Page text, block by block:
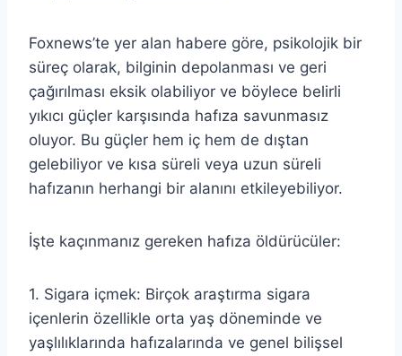
Foxnews’te yer alan habere göre, psikolojik bir
süreç olarak, bilginin depolanması ve geri
çağırılması eksik olabiliyor ve böylece belirli
yıkıcı güçler karşısında hafıza savunmasız
oluyor. Bu güçler hem iç hem de dıştan
gelebiliyor ve kısa süreli veya uzun süreli
hafızanın herhangi bir alanını etkileyebiliyor.
İşte kaçınmanız gereken hafıza öldürücüler:
1. Sigara içmek: Birçok araştırma sigara
içenlerin özellikle orta yaş döneminde ve
yaşlılıklarında hafızalarında ve genel bilişsel